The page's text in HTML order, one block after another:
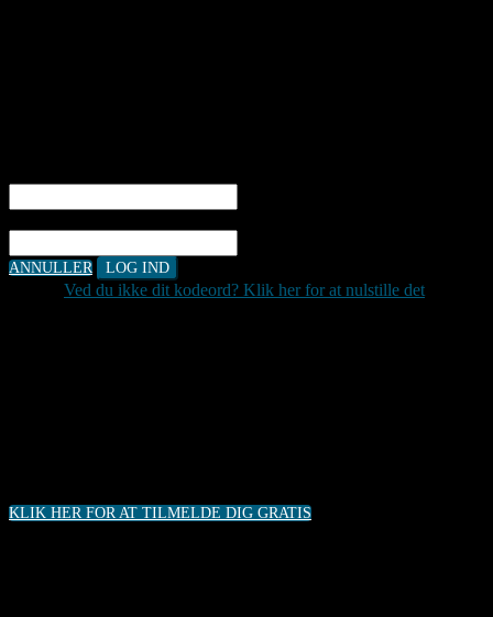
ANNULLER LOG IND
Ved du ikke dit kodeord? Klik her for at nulstille det.
KLIK HER FOR AT TILMELDE DIG GRATIS